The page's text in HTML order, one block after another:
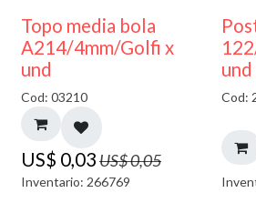
40% DESCUENTO
Topo media bola
A214/4mm/Golfi x
und
Cod: 03210
US$ 0,03US$0,05
Inventario: 266769
und
Cod: